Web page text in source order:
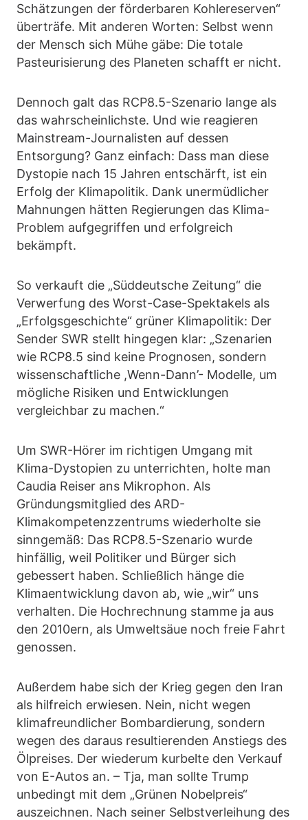
Schätzungen der förderbaren Kohlereserven“
überträfe. Mit anderen Worten: Selbst wenn
der Mensch sich Mühe gäbe: Die totale
Pasteurisierung des Planeten schafft er nicht.
Dennoch galt das RCP8.5-Szenario lange als
das wahrscheinlichste. Und wie reagieren
Mainstream-Journalisten auf dessen
Entsorgung? Ganz einfach: Dass man diese
Dystopie nach 15 Jahren entschärft, ist ein
Erfolg der Klimapolitik. Dank unermüdlicher
Mahnungen hätten Regierungen das Klima-
Problem aufgegriffen und erfolgreich
bekämpft.
So verkauft die „Süddeutsche Zeitung“ die
Verwerfung des Worst-Case-Spektakels als
„Erfolgsgeschichte“ grüner Klimapolitik: Der
Sender SWR stellt hingegen klar: „Szenarien
wie RCP8.5 sind keine Prognosen, sondern
wissenschaftliche ,Wenn-Dann’- Modelle, um
mögliche Risiken und Entwicklungen
vergleichbar zu machen.“
Um SWR-Hörer im richtigen Umgang mit
Klima-Dystopien zu unterrichten, holte man
Caudia Reiser ans Mikrophon. Als
Gründungsmitglied des ARD-
Klimakompetenzzentrums wiederholte sie
sinngemäß: Das RCP8.5-Szenario wurde
hinfällig, weil Politiker und Bürger sich
gebessert haben. Schließlich hänge die
Klimaentwicklung davon ab, wie „wir“ uns
verhalten. Die Hochrechnung stamme ja aus
den 2010ern, als Umweltsäue noch freie Fahrt
genossen.
Außerdem habe sich der Krieg gegen den Iran
als hilfreich erwiesen. Nein, nicht wegen
klimafreundlicher Bombardierung, sondern
wegen des daraus resultierenden Anstiegs des
Ölpreises. Der wiederum kurbelte den Verkauf
von E-Autos an. – Tja, man sollte Trump
unbedingt mit dem „Grünen Nobelpreis“
auszeichnen. Nach seiner Selbstverleihung des